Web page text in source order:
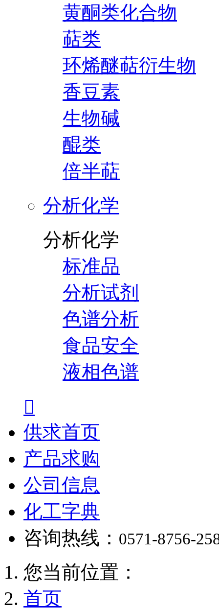
黄酮类化合物
萜类
环烯醚萜衍生物
香豆素
生物碱
醌类
倍半萜
分析化学
分析化学
标准品
分析试剂
色谱分析
食品安全
液相色谱

供求首页
产品求购
公司信息
化工字典
咨询热线： 0571-8756-
您当前位置：
首页